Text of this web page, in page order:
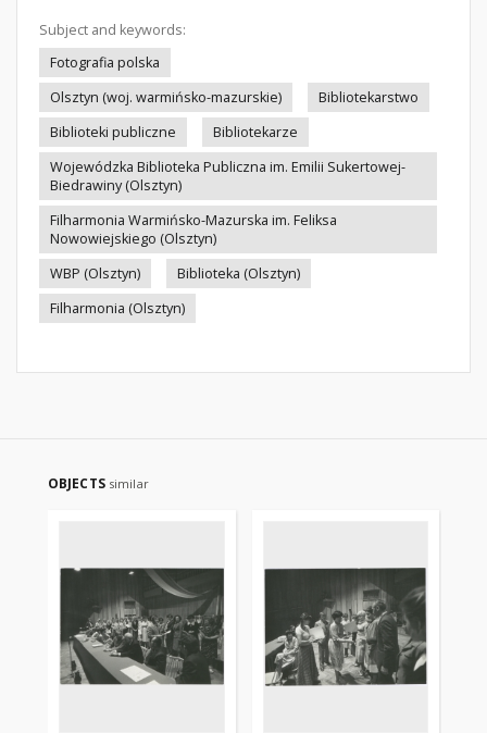
Subject and keywords:
Fotografia polska
Olsztyn (woj. warmińsko-mazurskie)
Bibliotekarstwo
Biblioteki publiczne
Bibliotekarze
Wojewódzka Biblioteka Publiczna im. Emilii Sukertowej-
Biedrawiny (Olsztyn)
Filharmonia Warmińsko-Mazurska im. Feliksa
Nowowiejskiego (Olsztyn)
WBP (Olsztyn)
Biblioteka (Olsztyn)
Filharmonia (Olsztyn)
OBJECTS similar